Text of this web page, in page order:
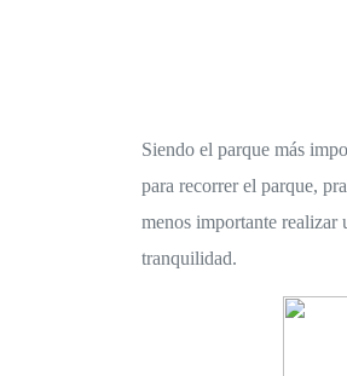
Siendo el parque más
para recorrer el parque,
menos importante realizar
tranquilidad.